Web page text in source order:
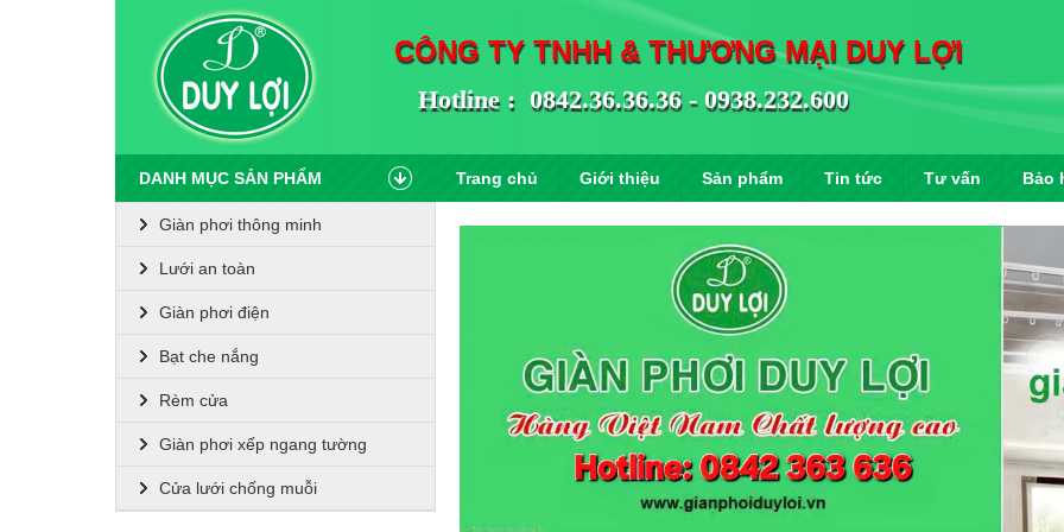
CÔNG TY TNHH & THƯƠNG MẠI DUY LỢI
Hotline : 0842.36.36.36 - 0938.232.600
DANH MỤC SẢN PHẨM Trang chủ Giới thiệu Sản phẩm Tin tức Tư vấn Bảo
Giàn phơi thông minh
Lưới an toàn
Giàn phơi điện
Bạt che nắng
Rèm cửa
Giàn phơi xếp ngang tường
Cửa lưới chống muỗi